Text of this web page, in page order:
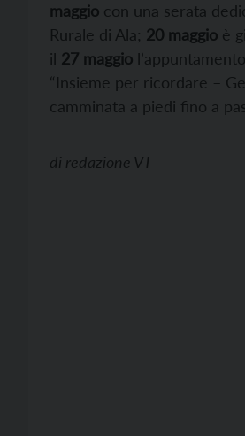
maggio con una serata
Rurale di Ala; 20 maggio è
il 27 maggio
“Insieme per ricordare –
camminata a piedi fino a
di redazione VT